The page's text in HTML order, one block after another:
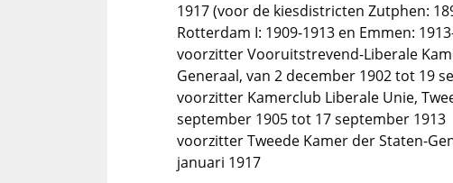
1917 (voor de kiesdistricten Zutphen:
Rotterdam I: 1909-1913 en Emmen:
voorzitter Vooruitstrevend-Liberale
Generaal, van 2 december 1902 tot 19
voorzitter Kamerclub Liberale Unie,
september 1905 tot 17 september 1913
voorzitter Tweede Kamer der Staten-
januari 1917